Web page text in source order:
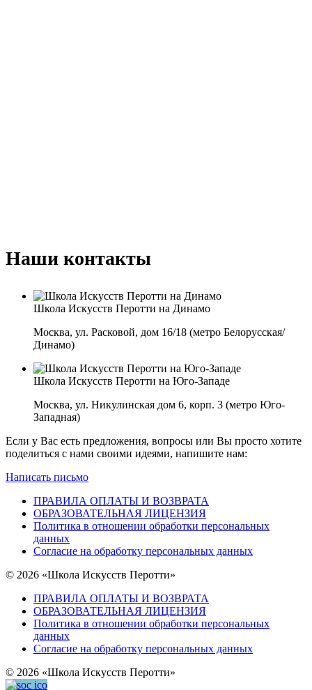
Наши контакты
Школа Искусств Перотти на Динамо
Москва, ул. Расковой, дом 16/18 (метро Белорусская/
Динамо)
Школа Искусств Перотти на Юго-Западе
Москва, ул. Никулинская дом 6, корп. 3 (метро Юго-
Западная)
Если у Вас есть предложения, вопросы или Вы просто хотите
поделиться с нами своими идеями, напишите нам:
Написать письмо
ПРАВИЛА ОПЛАТЫ И ВОЗВРАТА
ОБРАЗОВАТЕЛЬНАЯ ЛИЦЕНЗИЯ
Политика в отношении обработки персональных
данных
Согласие на обработку персональных данных
© 2026 «Школа Искусств Перотти»
ПРАВИЛА ОПЛАТЫ И ВОЗВРАТА
ОБРАЗОВАТЕЛЬНАЯ ЛИЦЕНЗИЯ
Политика в отношении обработки персональных
данных
Согласие на обработку персональных данных
© 2026 «Школа Искусств Перотти»